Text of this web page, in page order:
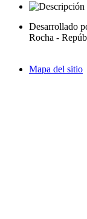
Desarrollado
Rocha -
Mapa del sitio